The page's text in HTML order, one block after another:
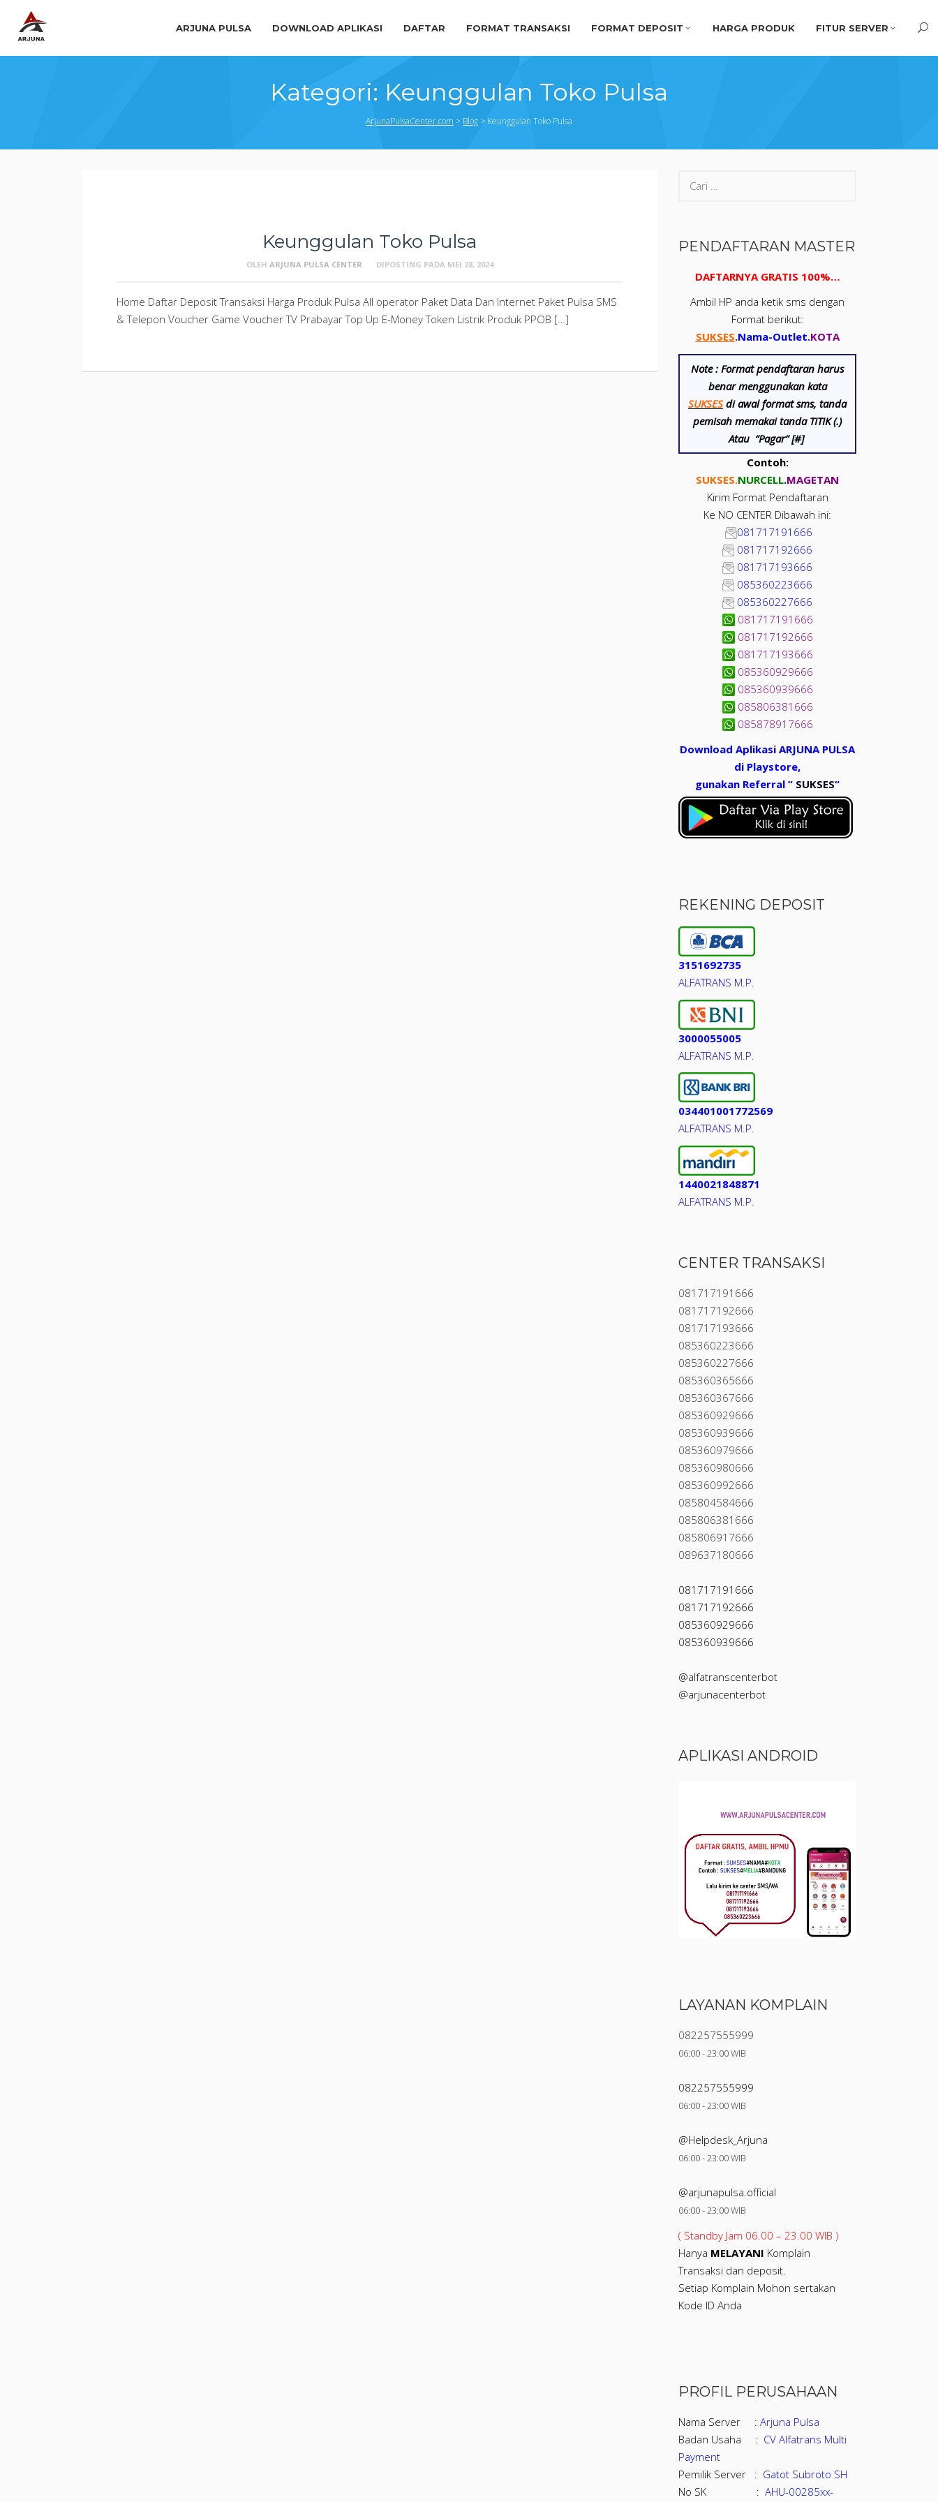
ARJUNA PULSA DOWNLOAD APLIKASI DAFTAR FORMAT TRANSAKSI FORMAT DEPOSIT HARGA PRODUK FITUR SERVER
Kategori: Keunggulan Toko Pulsa
ArjunaPulsaCenter.com > Blog > Keunggulan Toko Pulsa
Keunggulan Toko Pulsa
OLEH ARJUNA PULSA CENTER DIPOSTING PADA MEI 28, 2024
Home Daftar Deposit Transaksi Harga Produk Pulsa All operator Paket Data Dan Internet Paket Pulsa SMS
& Telepon Voucher Game Voucher TV Prabayar Top Up E-Money Token Listrik Produk PPOB […]
PENDAFTARAN MASTER
DAFTARNYA GRATIS 100%…
Ambil HP anda ketik sms dengan
Format berikut:
SUKSES.Nama-Outlet.KOTA
Note : Format pendaftaran harus
benar menggunakan kata
SUKSESdi awal format sms, tanda
pemisah memakai tanda TITIK (.)
Atau “Pagar” [#]
Contoh:
SUKSES.NURCELL.MAGETAN
Kirim Format Pendaftaran
Ke NO CENTER Dibawah ini:
081717191666
081717192666
081717193666
085360223666
085360227666
081717191666
081717192666
081717193666
085360929666
085360939666
085806381666
085878917666
Download Aplikasi ARJUNA PULSA
di Playstore,
gunakan Referral ” SUKSES“
REKENING DEPOSIT
3151692735
ALFATRANS M.P.
3000055005
ALFATRANS M.P.
034401001772569
ALFATRANS M.P.
1440021848871
ALFATRANS M.P.
CENTER TRANSAKSI
081717191666
081717192666
081717193666
085360223666
085360227666
085360365666
085360367666
085360929666
085360939666
085360979666
085360980666
085360992666
085804584666
085806381666
085806917666
089637180666
081717191666
081717192666
085360929666
085360939666
@alfatranscenterbot
@arjunacenterbot
APLIKASI ANDROID
LAYANAN KOMPLAIN
082257555999
06:00 - 23:00 WIB
082257555999
06:00 - 23:00 WIB
@Helpdesk_Arjuna
06:00 - 23:00 WIB
@arjunapulsa.official
06:00 - 23:00 WIB
( Standby Jam 06.00 – 23.00 WIB )
Hanya MELAYANI Komplain
Transaksi dan deposit.
Setiap Komplain Mohon sertakan
Kode ID Anda
PROFIL PERUSAHAAN
Nama Server : Arjuna Pulsa
Badan Usaha : CV Alfatrans Multi
Payment
Pemilik Server : Gatot Subroto SH
No SK : AHU-00285xx-